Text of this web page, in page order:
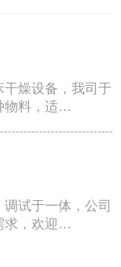
燥设备，我司于
物料，适…
试于一体，公司
求，欢迎…